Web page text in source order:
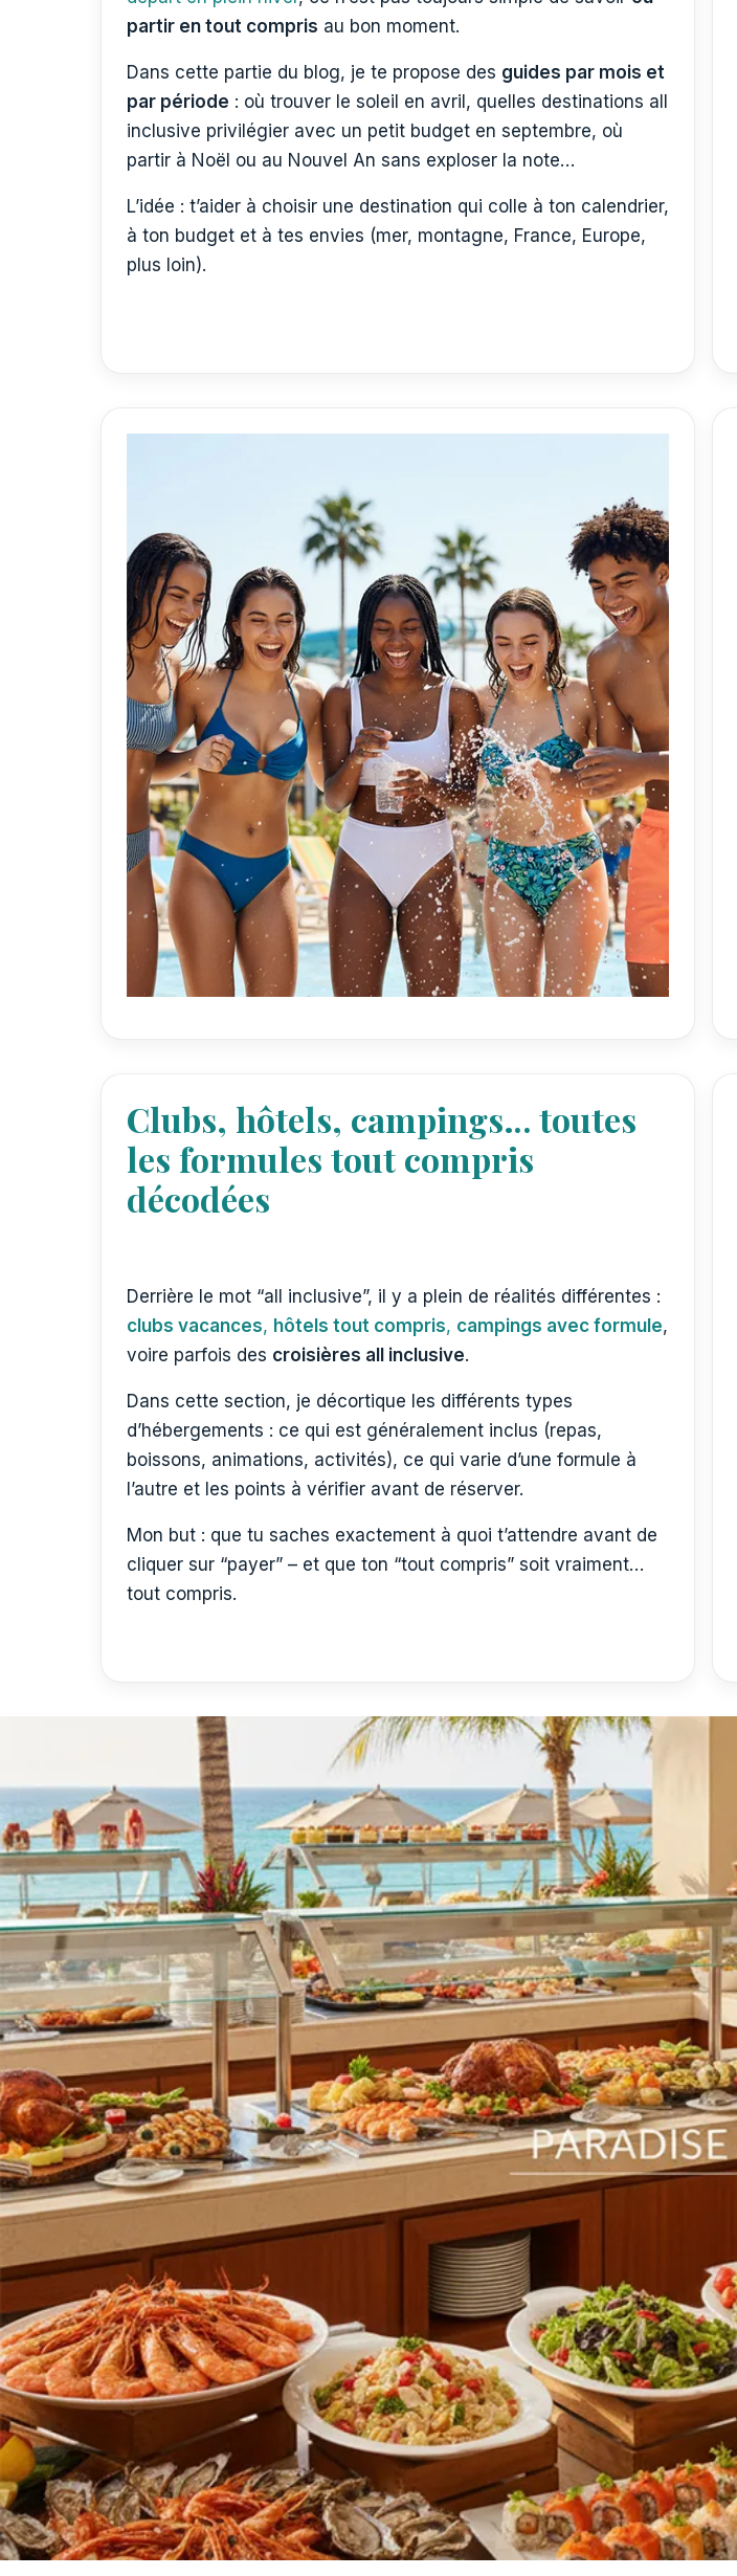
partir en tout compris au bon moment.
Dans cette partie du blog, je te propose des guides par mois et
par période : où trouver le soleil en avril, quelles destinations all
inclusive privilégier avec un petit budget en septembre, où
partir à Noël ou au Nouvel An sans exploser la note…
L’idée : t’aider à choisir une destination qui colle à ton calendrier,
à ton budget et à tes envies (mer, montagne, France, Europe,
plus loin).
Clubs, hôtels, campings… toutes
les formules tout compris
décodées
Derrière le mot “all inclusive”, il y a plein de réalités différentes :
clubs vacances, hôtels tout compris, campings avec formule,
voire parfois des croisières all inclusive.
Dans cette section, je décortique les différents types
d’hébergements : ce qui est généralement inclus (repas,
boissons, animations, activités), ce qui varie d’une formule à
l’autre et les points à vérifier avant de réserver.
Mon but : que tu saches exactement à quoi t’attendre avant de
cliquer sur “payer” – et que ton “tout compris” soit vraiment…
tout compris.